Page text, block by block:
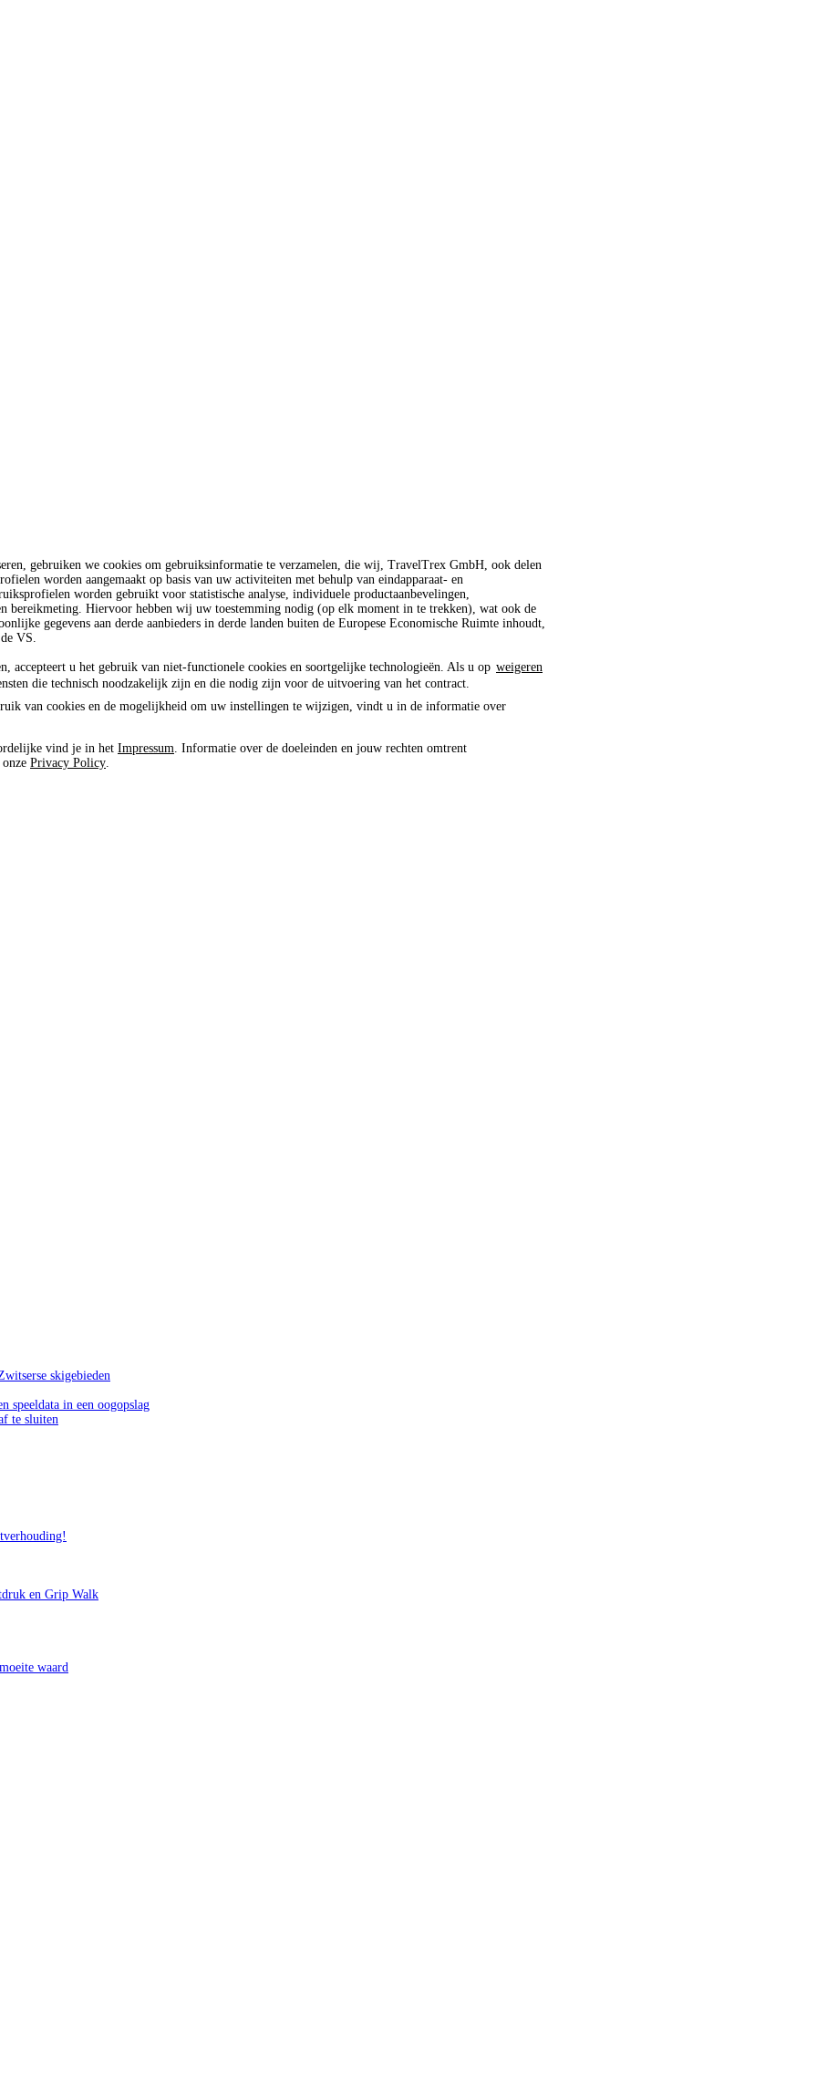
gebruiken we cookies om gebruiksinformatie te verzamelen, die wij, TravelTrex GmbH, ook delen
worden aangemaakt op basis van uw activiteiten met behulp van eindapparaat- en
worden gebruikt voor statistische analyse, individuele productaanbevelingen,
bereikmeting. Hiervoor hebben wij uw toestemming nodig (op elk moment in te trekken), wat ook de
gegevens aan derde aanbieders in derde landen buiten de Europese Economische Ruimte inhoudt,
VS.
accepteert u het gebruik van niet-functionele cookies en soortgelijke technologieën. Als u op weigeren
die technisch noodzakelijk zijn en die nodig zijn voor de uitvoering van het contract.
van cookies en de mogelijkheid om uw instellingen te wijzigen, vindt u in de informatie over
vind je in het Impressum . Informatie over de doeleinden en jouw rechten omtrent
Privacy Policy
skigebieden
speeldata in een oogopslag
te sluiten
en Grip Walk
waard